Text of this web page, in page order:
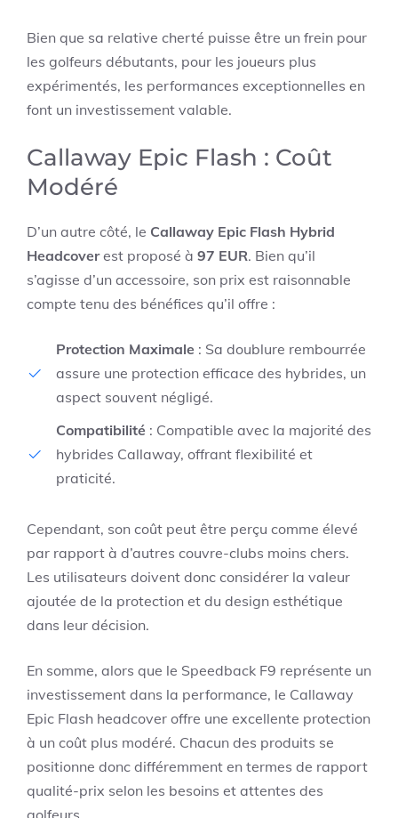
Bien que sa relative cherté puisse être un frein pour
les golfeurs débutants, pour les joueurs plus
expérimentés, les performances exceptionnelles en
font un investissement valable.
Callaway Epic Flash : Coût
Modéré
D’un autre côté, le Callaway Epic Flash Hybrid
Headcoverest proposé à 97 EUR. Bien qu’il
s’agisse d’un accessoire, son prix est raisonnable
compte tenu des bénéfices qu’il offre :
Protection Maximale : Sa doublure rembourrée
assure une protection efficace des hybrides, un
aspect souvent négligé.
Compatibilité : Compatible avec la majorité des
hybrides Callaway, offrant flexibilité et
praticité.
Cependant, son coût peut être perçu comme élevé
par rapport à d’autres couvre-clubs moins chers.
Les utilisateurs doivent donc considérer la valeur
ajoutée de la protection et du design esthétique
dans leur décision.
En somme, alors que le Speedback F9 représente un
investissement dans la performance, le Callaway
Epic Flash headcover offre une excellente protection
à un coût plus modéré. Chacun des produits se
positionne donc différemment en termes de rapport
qualité-prix selon les besoins et attentes des